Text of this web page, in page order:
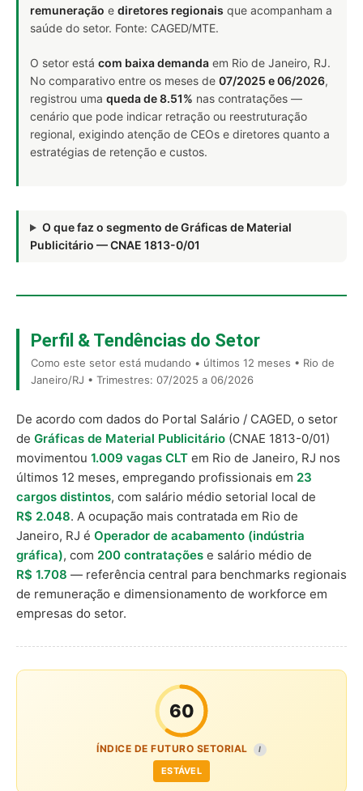
remuneração e diretores regionais que acompanham a
saúde do setor. Fonte: CAGED/MTE.
O setor está com baixa demanda em Rio de Janeiro, RJ.
No comparativo entre os meses de 07/2025 e 06/2026,
registrou uma queda de 8.51% nas contratações —
cenário que pode indicar retração ou reestruturação
regional, exigindo atenção de CEOs e diretores quanto a
estratégias de retenção e custos.
O que faz o segmento de Gráficas de Material
Publicitário — CNAE 1813-0/01
Perfil & Tendências do Setor
Como este setor está mudando • últimos 12 meses • Rio de
Janeiro/RJ • Trimestres: 07/2025 a 06/2026
De acordo com dados do Portal Salário / CAGED, o setor
de Gráficas de Material Publicitário (CNAE 1813-0/01)
movimentou 1.009 vagas CLT em Rio de Janeiro, RJ nos
últimos 12 meses, empregando profissionais em 23
cargos distintos, com salário médio setorial local de
R$ 2.048. A ocupação mais contratada em Rio de
Janeiro, RJ é Operador de acabamento (indústria
gráfica), com 200 contratações e salário médio de
R$ 1.708 — referência central para benchmarks regionais
de remuneração e dimensionamento de workforce em
empresas do setor.
60
ÍNDICE DE FUTURO SETORIAL I
ESTÁVEL